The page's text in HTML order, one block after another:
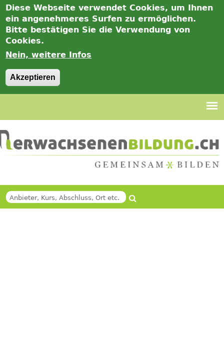
Diese Webseite verwendet Cookies, um Ihnen
ein angenehmeres Surfen zu ermöglichen.
Bitte bestätigen Sie die Verwendung von
Cookies.
Nein, weitere Infos
Akzeptieren
Suche